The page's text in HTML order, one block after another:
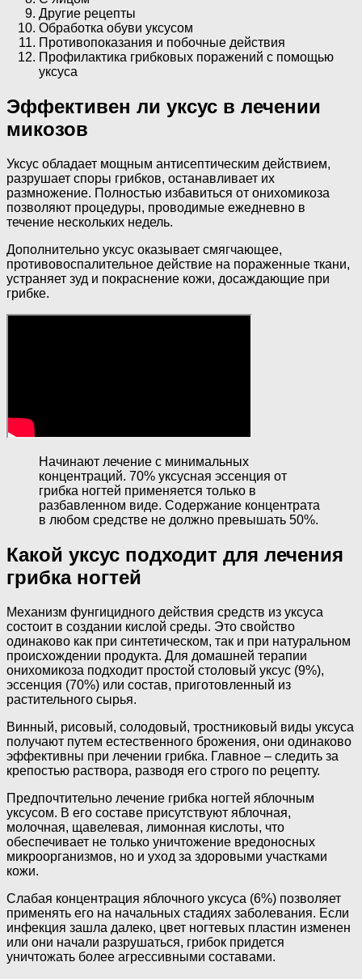
Другие рецепты
Обработка обуви уксусом
Противопоказания и побочные действия
Профилактика грибковых поражений с помощью
уксуса
Эффективен ли уксус в лечении
микозов
Уксус обладает мощным антисептическим действием,
разрушает споры грибков, останавливает их
размножение. Полностью избавиться от онихомикоза
позволяют процедуры, проводимые ежедневно в
течение нескольких недель.
Дополнительно уксус оказывает смягчающее,
противовоспалительное действие на пораженные ткани,
устраняет зуд и покраснение кожи, досаждающие при
грибке.
Начинают лечение с минимальных
концентраций. 70% уксусная эссенция от
грибка ногтей применяется только в
разбавленном виде. Содержание концентрата
в любом средстве не должно превышать 50%.
Какой уксус подходит для лечения
грибка ногтей
Механизм фунгицидного действия средств из уксуса
состоит в создании кислой среды. Это свойство
одинаково как при синтетическом, так и при натуральном
происхождении продукта. Для домашней терапии
онихомикоза подходит простой столовый уксус (9%),
эссенция (70%) или состав, приготовленный из
растительного сырья.
Винный, рисовый, солодовый, тростниковый виды уксуса
получают путем естественного брожения, они одинаково
эффективны при лечении грибка. Главное – следить за
крепостью раствора, разводя его строго по рецепту.
Предпочтительно лечение грибка ногтей яблочным
уксусом. В его составе присутствуют яблочная,
молочная, щавелевая, лимонная кислоты, что
обеспечивает не только уничтожение вредоносных
микроорганизмов, но и уход за здоровыми участками
кожи.
Слабая концентрация яблочного уксуса (6%) позволяет
применять его на начальных стадиях заболевания. Если
инфекция зашла далеко, цвет ногтевых пластин изменен
или они начали разрушаться, грибок придется
уничтожать более агрессивными составами.